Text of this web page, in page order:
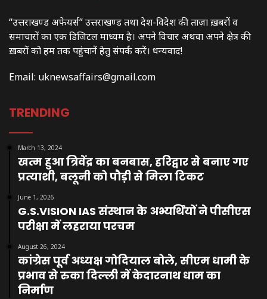
“उत्तराखण्ड अफेयर्स” उत्तराखण्ड तथा देश-विदेश की ताज़ा ख़बरों व
समाचारों का एक डिजिटल माध्यम है। अपने विचार अथवा अपने क्षेत्र की
ख़बरों को हम तक पहुंचानें हेतु संपर्क करें। धन्यवाद!
Email: uknewsaffairs@gmail.com
TRENDING
March 13, 2024
खत्म हुआ त्रिवेंद्र का बनबास, हरिद्वार से बनाए गए
प्रत्याशी, बलूनी को पौड़ी से मिला टिकट
June 1, 2026
G.S.VISION IAS संस्थान के अभ्यर्थियों ने पीसीएस
परीक्षा में लहराया परचम
August 26, 2024
कांग्रेस पूर्व अध्यक्ष गोदियाल बोले, सीएम धामी के
प्रभाव से रुका दिल्ली में केदारनाथ धाम का
निर्माण